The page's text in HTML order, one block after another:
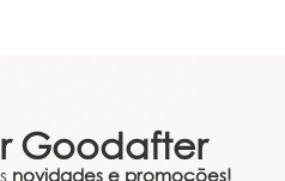
Goodafter
novidades e promoções!